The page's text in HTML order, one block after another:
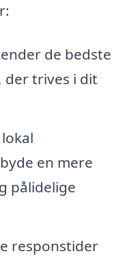
de bedste
der trives i dit
lokal
en mere
pålidelige
responstider